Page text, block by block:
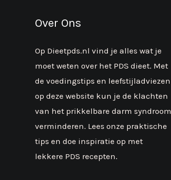
Over Ons
Op Dieetpds.nl vind je alles wat je
moet weten over het PDS dieet. Met
de voedingstips en leefstijladviezen
op deze website kun je de klachten
van het prikkelbare darm syndroom
verminderen. Lees onze praktische
tips en doe inspiratie op met
lekkere PDS recepten.